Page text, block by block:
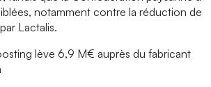
notamment contre la réduction de
Lactalis.
lève 6,9 M€ auprès du fabricant